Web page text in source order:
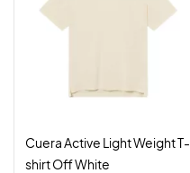
Cuera Active Light Weight T-
shirt Off White